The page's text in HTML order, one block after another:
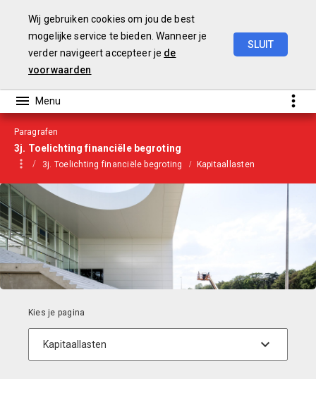
Paragrafen
3j. Toelichting financiële begroting
3j. Toelichting financiële begroting Kapitaallasten
Wij gebruiken cookies om jou de best
mogelijke service te bieden. Wanneer je
verder navigeert accepteer je de
voorwaarden
SLUIT